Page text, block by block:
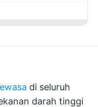
di seluruh
darah tinggi